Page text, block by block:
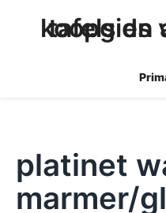
koopgids voor
platinet
marmer/